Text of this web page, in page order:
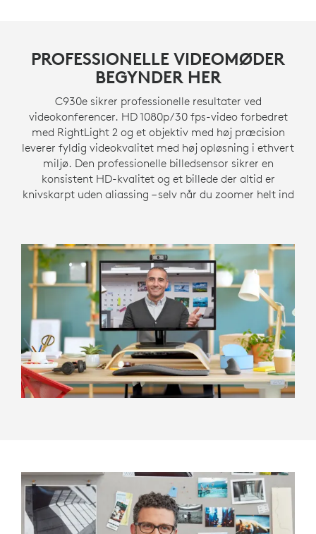
PROFESSIONELLE VIDEOMØDER
BEGYNDER HER
C930e sikrer professionelle resultater ved
videokonferencer. HD 1080p/30 fps-video forbedret
med RightLight 2 og et objektiv med høj præcision
leverer fyldig videokvalitet med høj opløsning i ethvert
miljø. Den professionelle billedsensor sikrer en
konsistent HD-kvalitet og et billede der altid er
knivskarpt uden aliassing – selv når du zoomer helt ind